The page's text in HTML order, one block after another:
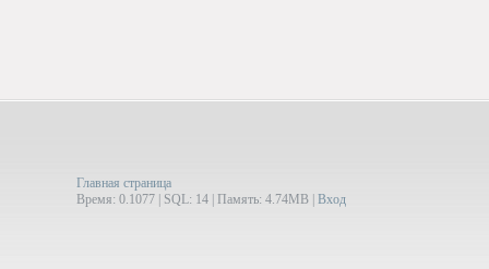
Главная страница
Время: 0.1077 | SQL: 14 | Память: 4.74MB Вход